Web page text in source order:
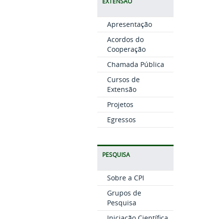
Apresentação
Acordos do
Cooperação
Chamada Pública
Cursos de
Extensão
Projetos
Egressos
PESQUISA
Sobre a CPI
Grupos de
Pesquisa